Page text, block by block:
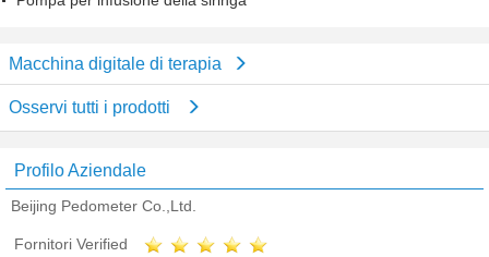
Macchina digitale di terapia
Osservi tutti i prodotti
Profilo Aziendale
Beijing Pedometer Co.,Ltd.
Fornitori Verified